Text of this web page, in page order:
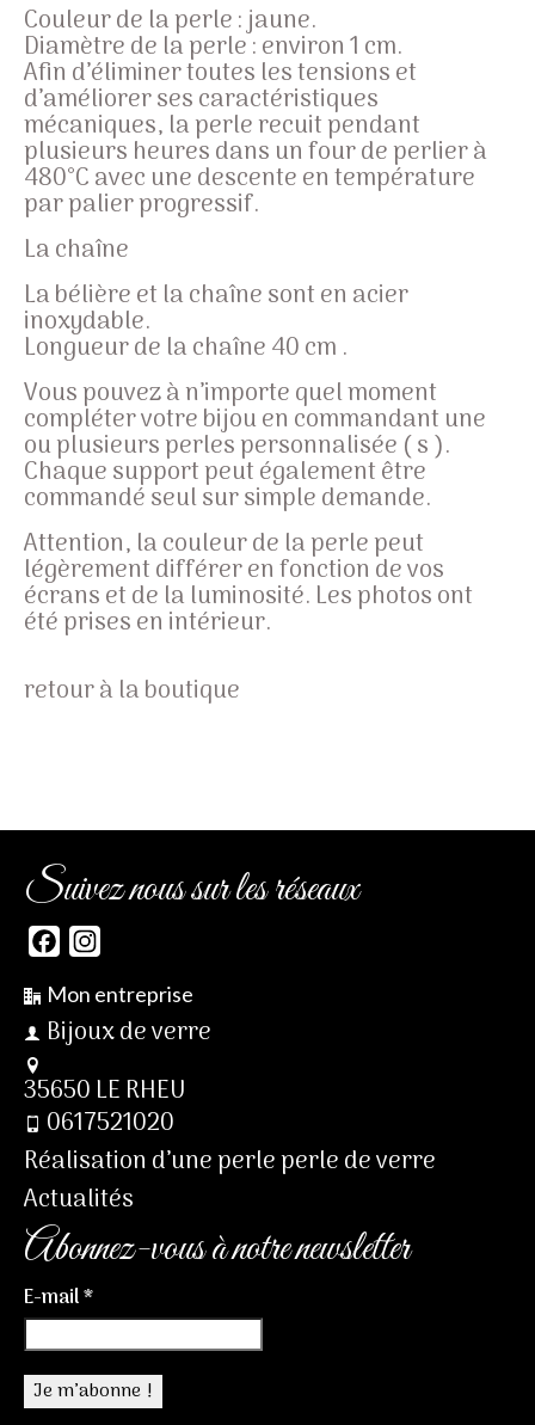
Couleur de la perle : jaune.
Diamètre de la perle : environ 1 cm.
Afin d’éliminer toutes les tensions et
d’améliorer ses caractéristiques
mécaniques, la perle recuit pendant
plusieurs heures dans un four de perlier à
480°C avec une descente en température
par palier progressif.
La chaîne
La bélière et la chaîne sont en acier
inoxydable.
Longueur de la chaîne 40 cm .
Vous pouvez à n’importe quel moment
compléter votre bijou en commandant une
ou plusieurs perles personnalisée ( s ).
Chaque support peut également être
commandé seul sur simple demande.
Attention, la couleur de la perle peut
légèrement différer en fonction de vos
écrans et de la luminosité. Les photos ont
été prises en intérieur.
retour à la boutique
Suivez nous sur les réseaux
Facebook
Mon entreprise
Bijoux de verre
35650 LE RHEU
0617521020
Réalisation d’une perle perle de verre
Actualités
Abonnez-vous à notre newsletter
E-mail*